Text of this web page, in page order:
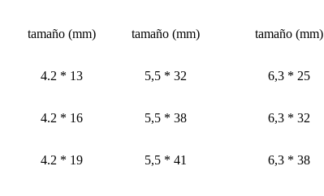
tamaño (mm) tamaño (mm) tamaño (mm)
4.2 * 13 5,5 * 32 6,3 * 25
4.2 * 16 5,5 * 38 6,3 * 32
4.2 * 19 5,5 * 41 6,3 * 38